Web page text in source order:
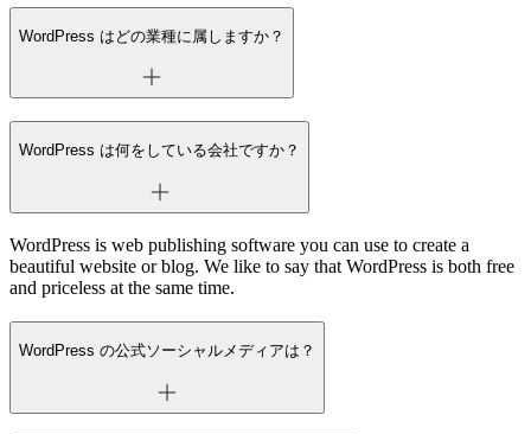
WordPress はどの業種に属しますか？
WordPress は何をしている会社ですか？
WordPress is web publishing software you can use to create a
beautiful website or blog. We like to say that WordPress is both free
and priceless at the same time.
WordPress の公式ソーシャルメディアは？